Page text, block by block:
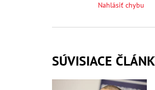
Nahlásiť chybu
SÚVISIACE